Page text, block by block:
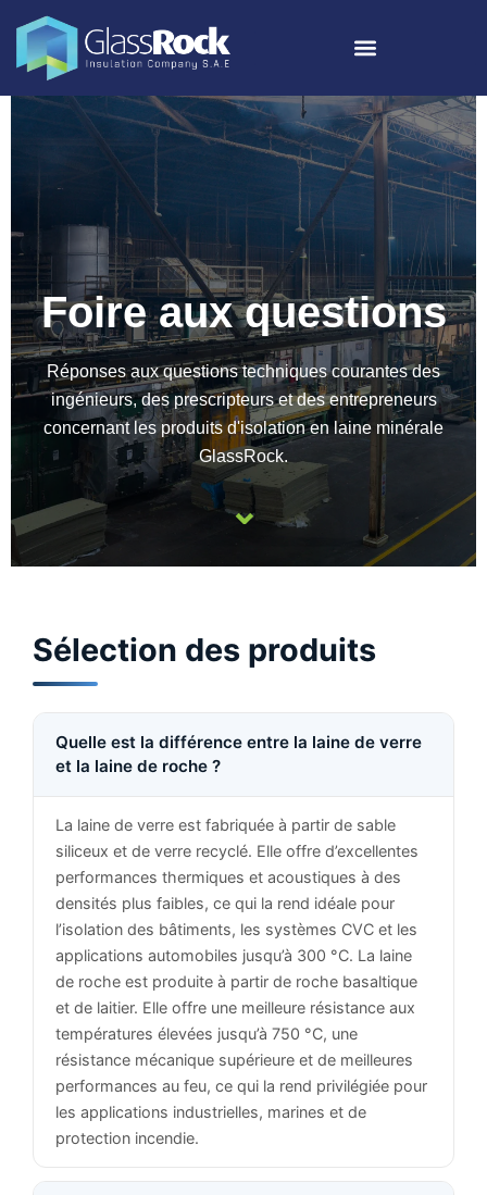
Foire aux questions
Réponses aux questions techniques courantes des
ingénieurs, des prescripteurs et des entrepreneurs
concernant les produits d'isolation en laine minérale
GlassRock.
⌄
Sélection des produits
Quelle est la différence entre la laine de verre
et la laine de roche ?
La laine de verre est fabriquée à partir de sable
siliceux et de verre recyclé. Elle offre d’excellentes
performances thermiques et acoustiques à des
densités plus faibles, ce qui la rend idéale pour
l’isolation des bâtiments, les systèmes CVC et les
applications automobiles jusqu’à 300 °C. La laine
de roche est produite à partir de roche basaltique
et de laitier. Elle offre une meilleure résistance aux
températures élevées jusqu’à 750 °C, une
résistance mécanique supérieure et de meilleures
performances au feu, ce qui la rend privilégiée pour
les applications industrielles, marines et de
protection incendie.